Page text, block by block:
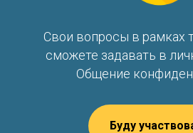
Свои вопросы в рамках
сможете задавать в
Общение
Буду